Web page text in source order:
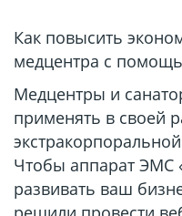
Как повысить
медцентра с
Медцентры и
применять в своей
Чтобы аппарат ЭМС
развивать ваш